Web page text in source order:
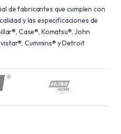
de fabricantes que cumplen con
y las especificaciones de
Case®, Komatsu®, John
Cummins® y Detroit